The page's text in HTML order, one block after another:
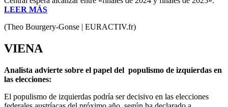
LEER MÁS
(Theo Bourgery-Gonse | EURACTIV.fr)
VIENA
Analista advierte sobre el papel del populismo de izquierdas en
las elecciones:
El populismo de izquierdas podría ser decisivo en las elecciones